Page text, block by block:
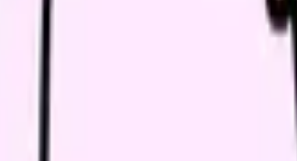
られています。
っています。
療のニーズは急速に拡大しています。